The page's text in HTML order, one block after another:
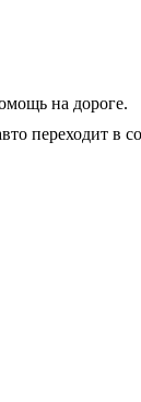
на дороге.
переходит в